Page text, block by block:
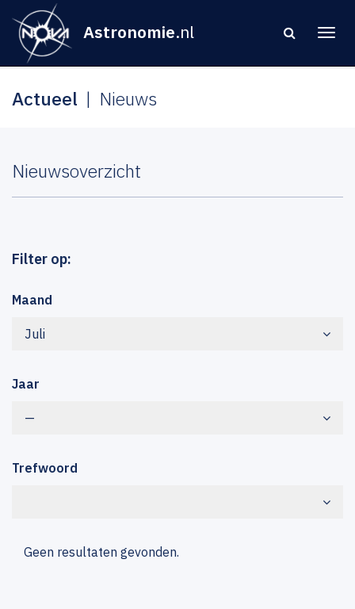
Astronomie.nl
Actueel Nieuws
Nieuwsoverzicht
Filter op:
Maand
Juli
Jaar
—
Trefwoord
Geen resultaten gevonden.